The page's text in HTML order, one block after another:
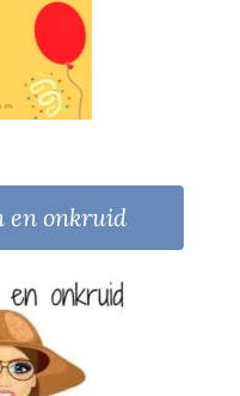
en onkruid